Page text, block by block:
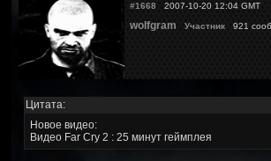
#1668 2007-10-20 12:04 GMT
wolfgram Участник 921
Цитата:
Новое видео:
Видео Far Cry 2 : 25 минут геймплея